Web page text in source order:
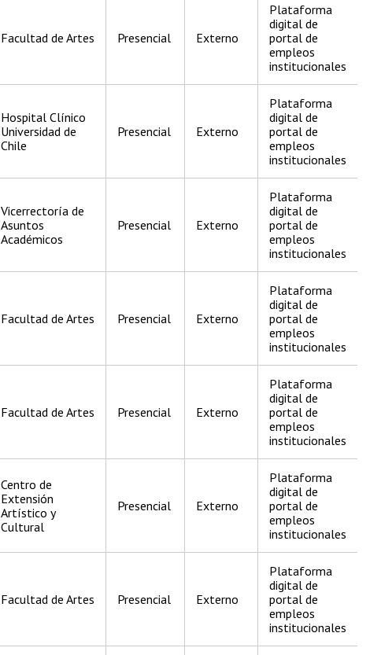
Facultad de Artes Presencial Externo
Plataforma
digital de
portal de
empleos
institucionales
Hospital Clínico
Universidad de
Chile
Presencial Externo
Plataforma
digital de
portal de
empleos
institucionales
Vicerrectoría de
Asuntos
Académicos
Presencial Externo
Plataforma
digital de
portal de
empleos
institucionales
Facultad de Artes Presencial Externo
Plataforma
digital de
portal de
empleos
institucionales
Facultad de Artes Presencial Externo
Plataforma
digital de
portal de
empleos
institucionales
Centro de
Extensión
Artístico y
Cultural
Presencial Externo
Plataforma
digital de
portal de
empleos
institucionales
Facultad de Artes Presencial Externo
Plataforma
digital de
portal de
empleos
institucionales